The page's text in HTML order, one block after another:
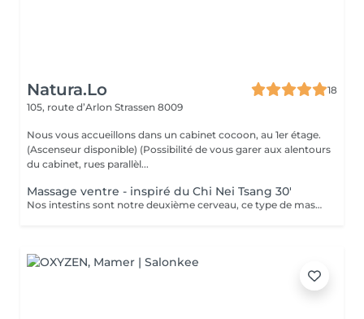
Natura.Lo
18
105, route d’Arlon Strassen 8009
Nous vous accueillons dans un cabinet cocoon, au 1er étage.
(Ascenseur disponible) (Possibilité de vous garer aux alentours
du cabinet, rues parallèl...
Massage ventre - inspiré du Chi Nei Tsang 30'
Nos intestins sont notre deuxième cerveau, ce type de massage réorganise et redynamise vos organes. Moment de reconnexion avec soi. (Ne convient pas aux femmes enceintes, ni aux personnes ayant reçu une opération récente au niveau digestif) Chèque cadeau disponible (Montant de votre choix, celui-ci est à indiquer lors de votre demande)